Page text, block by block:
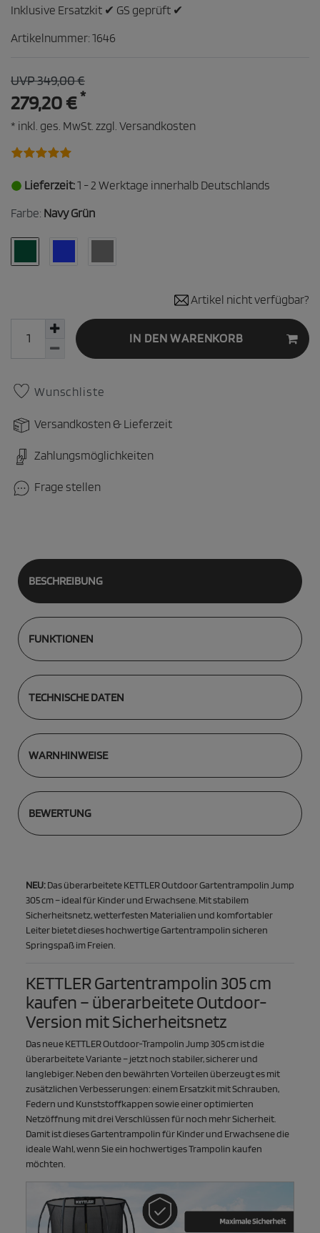
Inklusive Ersatzkit ✔ GS geprüft ✔
Artikelnummer: 1646
UVP 349,00 €
279,20 €*
* inkl. ges. MwSt. zzgl. Versandkosten
Lieferzeit:1 - 2 Werktage innerhalb Deutschlands
Farbe: Navy Grün
Artikel nicht verfügbar?
IN DEN WARENKORB
Wunschliste
Versandkosten & Lieferzeit
Zahlungsmöglichkeiten
Frage stellen
BESCHREIBUNG
FUNKTIONEN
TECHNISCHE DATEN
WARNHINWEISE
BEWERTUNG
NEU:Das überarbeitete KETTLER Outdoor Gartentrampolin Jump
305 cm – ideal für Kinder und Erwachsene. Mit stabilem
Sicherheitsnetz, wetterfesten Materialien und komfortabler
Leiter bietet dieses hochwertige Gartentrampolin sicheren
Springspaß im Freien.
KETTLER Gartentrampolin 305 cm
kaufen – überarbeitete Outdoor-
Version mit Sicherheitsnetz
Das neue KETTLER Outdoor-Trampolin Jump 305 cm ist die
überarbeitete Variante – jetzt noch stabiler, sicherer und
langlebiger. Neben den bewährten Vorteilen überzeugt es mit
zusätzlichen Verbesserungen: einem Ersatzkit mit Schrauben,
Federn und Kunststoffkappen sowie einer optimierten
Netzöffnung mit drei Verschlüssen für noch mehr Sicherheit.
Damit ist dieses Gartentrampolin für Kinder und Erwachsene die
ideale Wahl, wenn Sie ein hochwertiges Trampolin kaufen
möchten.